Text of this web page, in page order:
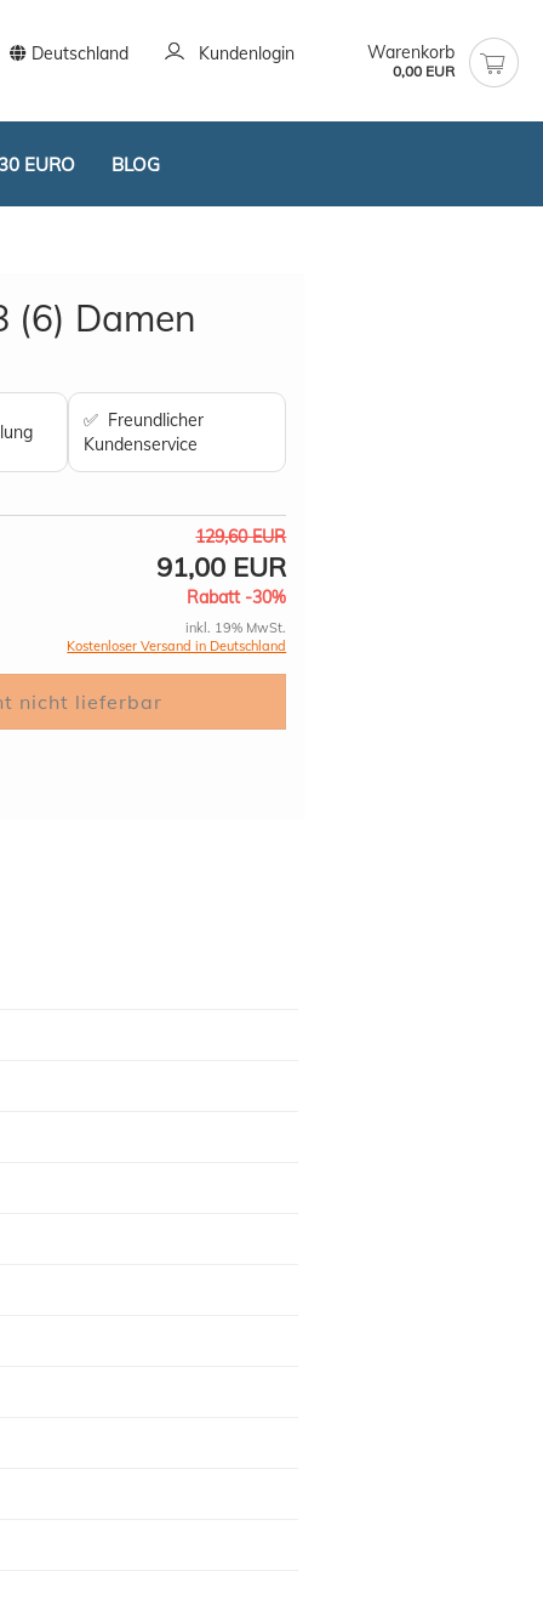
Deutschland Kundenlogin
vergessen?
Warenkorb
0,00 EUR
EURO BLOG
(6) Damen
✅ Freundlicher
Kundenservice
129,60 EUR
91,00 EUR
Rabatt -30%
inkl. 19% MwSt.
Kostenloser Versand in Deutschland